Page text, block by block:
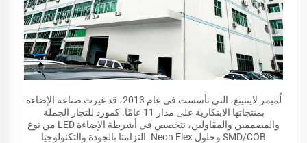
لُميمر لايتنينغ، التي تأسست في عام 2013، قد غيرت صناعة الإضاءة
بمنتجاتها الابتكارية على مدار 11 عامًا. كمورد للتجار الجملة
والمصممين والمقاولين، نتخصص في أشرطة الإضاءة LED من نوع
SMD/COB وحلول Neon Flex. التزامنا بالجودة والتكنولوجيا